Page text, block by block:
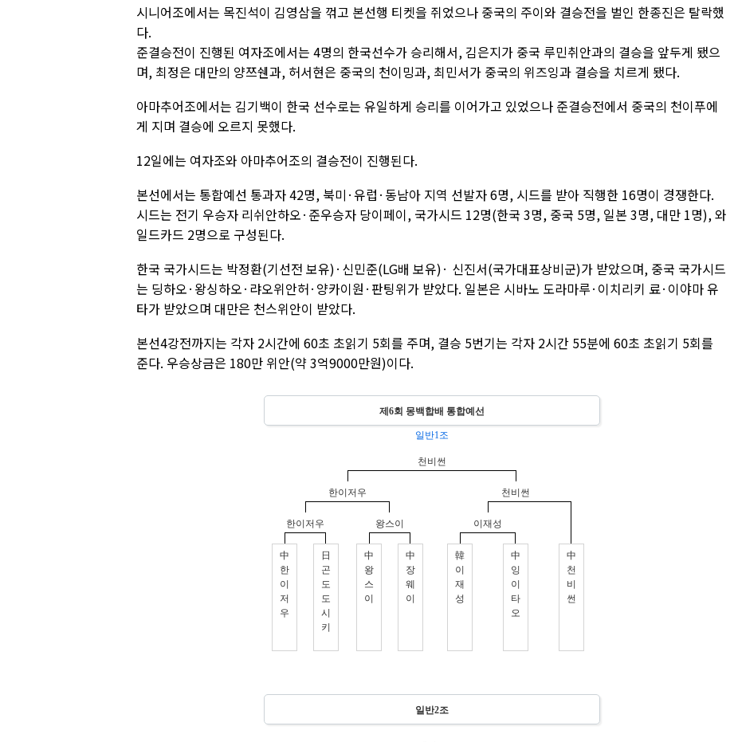
시니어조에서는 목진석이 김영삼을 꺾고 본선행 티켓을 쥐었으나 중국의 주이와 결승전을 벌인 한종진은 탈락했
다.
준결승전이 진행된 여자조에서는 4명의 한국선수가 승리해서, 김은지가 중국 루민취안과의 결승을 앞두게 됐으
며, 최정은 대만의 양쯔쉔과, 허서현은 중국의 천이밍과, 최민서가 중국의 위즈잉과 결승을 치르게 됐다.
아마추어조에서는 김기백이 한국 선수로는 유일하게 승리를 이어가고 있었으나 준결승전에서 중국의 천이푸에
게 지며 결승에 오르지 못했다.
12일에는 여자조와 아마추어조의 결승전이 진행된다.
본선에서는 통합예선 통과자 42명, 북미·유럽·동남아 지역 선발자 6명, 시드를 받아 직행한 16명이 경쟁한다.
시드는 전기 우승자 리쉬안하오·준우승자 당이페이, 국가시드 12명(한국 3명, 중국 5명, 일본 3명, 대만 1명), 와
일드카드 2명으로 구성된다.
한국 국가시드는 박정환(기선전 보유)·신민준(LG배 보유)· 신진서(국가대표상비군)가 받았으며, 중국 국가시드
는 딩하오·왕싱하오·랴오위안허·양카이원·판팅위가 받았다. 일본은 시바노 도라마루·이치리키 료·이야마 유
타가 받았으며 대만은 천스위안이 받았다.
본선4강전까지는 각자 2시간에 60초 초읽기 5회를 주며, 결승 5번기는 각자 2시간 55분에 60초 초읽기 5회를
준다. 우승상금은 180만 위안(약 3억9000만원)이다.